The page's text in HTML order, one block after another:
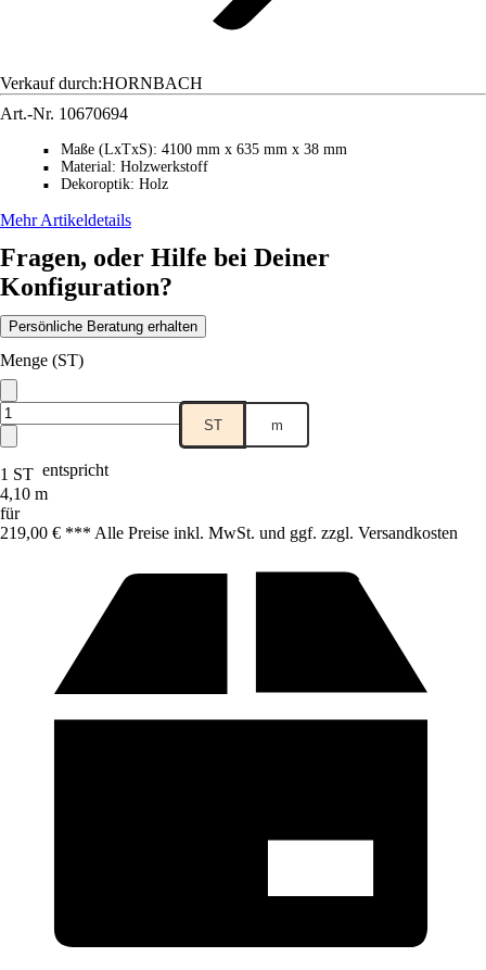
Verkauf durch:HORNBACH
Art.-Nr. 10670694
■ Maße (LxTxS): 4100 mm x 635 mm x 38 mm
■ Material: Holzwerkstoff
■ Dekoroptik: Holz
Mehr Artikeldetails
Fragen, oder Hilfe bei Deiner
Konfiguration?
Persönliche Beratung erhalten
Menge (ST)
ST m
1 ST entspricht
4,10 m
für
219,00 € *** Alle Preise inkl. MwSt. und ggf. zzgl. Versandkosten